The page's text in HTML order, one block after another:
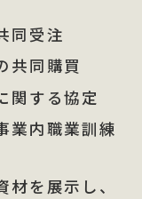
同受注
共同購買
関する協定
業内職業訓練
を展示し、